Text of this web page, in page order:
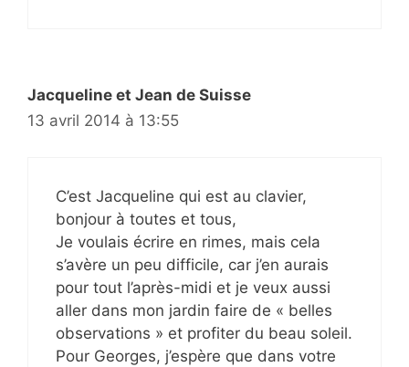
Jacqueline et Jean de Suisse
13 avril 2014 à 13:55
C’est Jacqueline qui est au clavier,
bonjour à toutes et tous,
Je voulais écrire en rimes, mais cela
s’avère un peu difficile, car j’en aurais
pour tout l’après-midi et je veux aussi
aller dans mon jardin faire de « belles
observations » et profiter du beau soleil.
Pour Georges, j’espère que dans votre